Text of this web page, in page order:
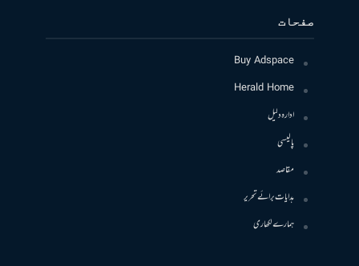
صفحات
Buy Adspace
Herald Home
ادارہ دلیل
پالیسی
مقاصد
ہدایات برائے تحریر
ہمارے لکھاری